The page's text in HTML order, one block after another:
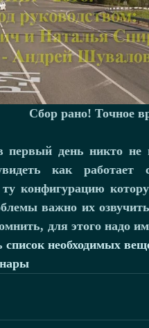
Сбор рано! Точное
как
ту конфигурацию
важно их
для этого надо
список необходимых